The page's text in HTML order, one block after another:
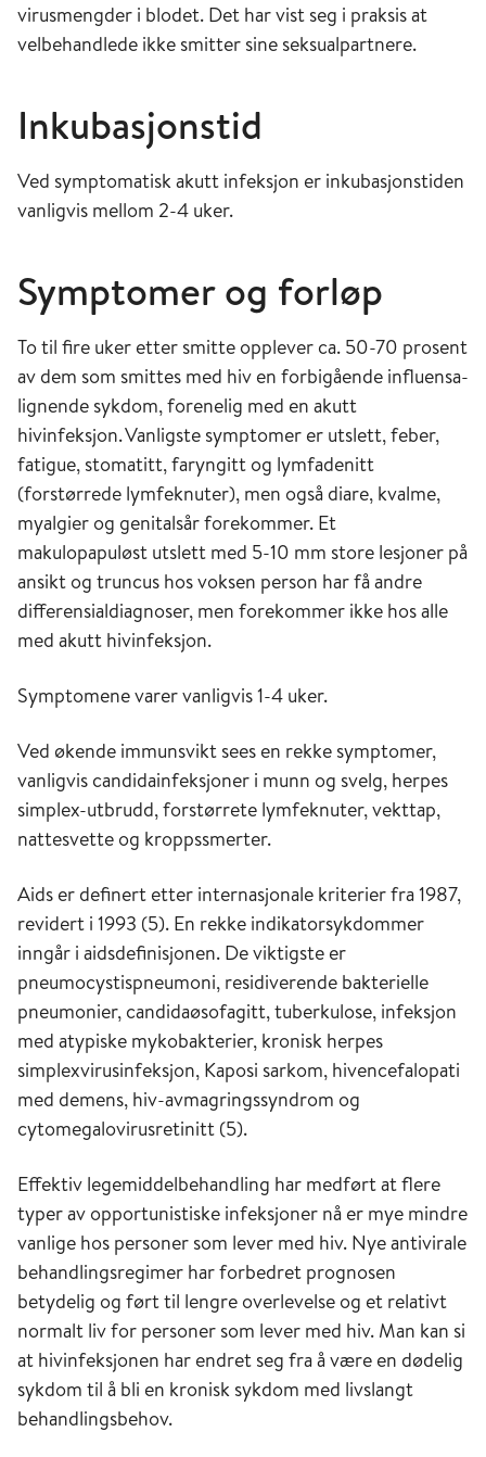
virusmengder i blodet. Det har vist seg i praksis at
velbehandlede ikke smitter sine seksualpartnere.
Inkubasjonstid
Ved symptomatisk akutt infeksjon er inkubasjonstiden
vanligvis mellom 2-4 uker.
Symptomer og forløp
To til fire uker etter smitte opplever ca. 50-70 prosent
av dem som smittes med hiv en forbigående influensa-
lignende sykdom, forenelig med en akutt
hivinfeksjon. Vanligste symptomer er utslett, feber,
fatigue, stomatitt, faryngitt og lymfadenitt
(forstørrede lymfeknuter), men også diare, kvalme,
myalgier og genitalsår forekommer. Et
makulopapuløst utslett med 5-10 mm store lesjoner på
ansikt og truncus hos voksen person har få andre
differensialdiagnoser, men forekommer ikke hos alle
med akutt hivinfeksjon.
Symptomene varer vanligvis 1-4 uker.
Ved økende immunsvikt sees en rekke symptomer,
vanligvis candidainfeksjoner i munn og svelg, herpes
simplex-utbrudd, forstørrete lymfeknuter, vekttap,
nattesvette og kroppssmerter.
Aids er definert etter internasjonale kriterier fra 1987,
revidert i 1993 (5). En rekke indikatorsykdommer
inngår i aidsdefinisjonen. De viktigste er
pneumocystispneumoni, residiverende bakterielle
pneumonier, candidaøsofagitt, tuberkulose, infeksjon
med atypiske mykobakterier, kronisk herpes
simplexvirusinfeksjon, Kaposi sarkom, hivencefalopati
med demens, hiv-avmagringssyndrom og
cytomegalovirusretinitt (5).
Effektiv legemiddelbehandling har medført at flere
typer av opportunistiske infeksjoner nå er mye mindre
vanlige hos personer som lever med hiv. Nye antivirale
behandlingsregimer har forbedret prognosen
betydelig og ført til lengre overlevelse og et relativt
normalt liv for personer som lever med hiv. Man kan si
at hivinfeksjonen har endret seg fra å være en dødelig
sykdom til å bli en kronisk sykdom med livslangt
behandlingsbehov.